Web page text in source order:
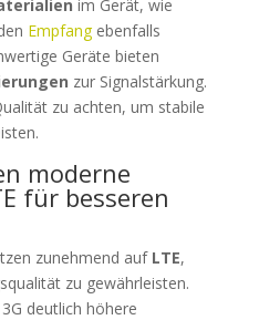
im Gerät, wie
Empfangebenfalls
Geräte bieten
zur Signalstärkung.
zu achten, um stabile
moderne
für besseren
zunehmend auf LTE,
zu gewährleisten.
deutlich höhere